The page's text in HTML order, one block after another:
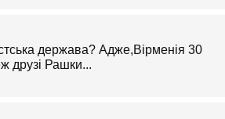
держава? Адже,Вірменія 30
друзі Рашки...